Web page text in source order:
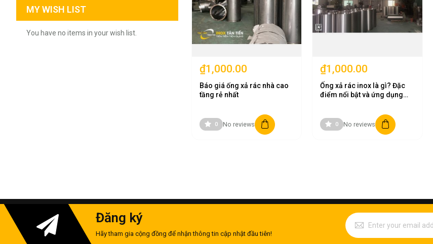
₫1,000.00
Báo giá ống xả rác nhà cao
tầng rẻ nhất
0 No reviews
₫1,000.00
Ống xả rác inox là gì? Đặc
điểm nổi bật và ứng dụng
0 No reviews
MY WISH LIST
You have no items in your wish list.
Đăng ký
Hãy tham gia cộng đồng để nhận thông tin cập nhật đầu tiên!